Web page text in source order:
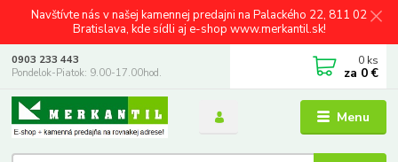
Navštívte nás v našej kamennej predajni na Palackého 22, 811 02
Bratislava, kde sídli aj e-shop www.merkantil.sk!
Menu
0903 233 443
Pondelok-Piatok: 9.00-17.00hod.
0 ks
za 0 €